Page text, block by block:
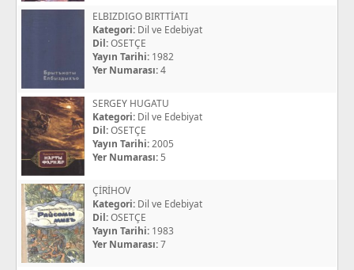
ELBIZDIGO BIRTTİATI
Kategori: Dil ve Edebiyat
Dil:OSETÇE
Yayın Tarihi: 1982
Yer Numarası:4
SERGEY HUGATU
Kategori: Dil ve Edebiyat
Dil:OSETÇE
Yayın Tarihi:2005
Yer Numarası: 5
ÇİRİHOV
Kategori: Dil ve Edebiyat
Dil:OSETÇE
Yayın Tarihi: 1983
Yer Numarası:7